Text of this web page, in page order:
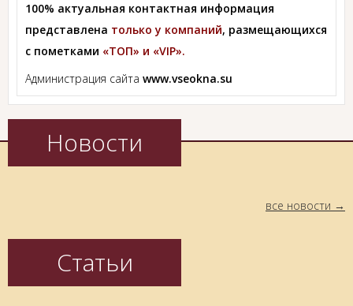
100% актуальная контактная информация
представлена только у компаний, размещающихся
с пометками «ТОП» и «VIP».
Администрация сайта www.vseokna.su
Новости
все новости
Статьи